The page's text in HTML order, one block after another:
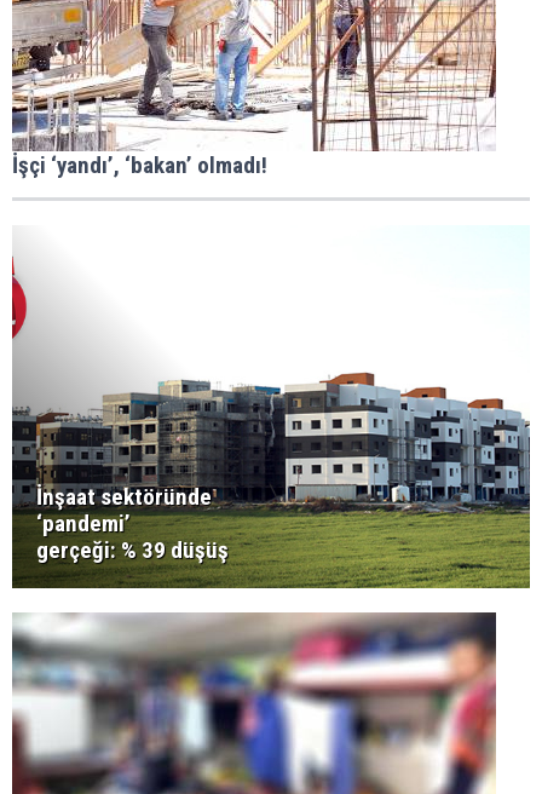
İşçi ‘yandı’, ‘bakan’ olmadı!
İnşaat sektöründe
‘pandemi’
gerçeği: % 39 düşüş